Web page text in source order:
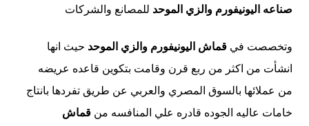
صناعه اليونيفورم والزي الموحد للمصانع والشركات
وتخصصت في قماش اليونيفورم والزي الموحد حيث انها
انشأت من اكثر من ربع قرن وقامت بتكوين قاعده عريضه
من عملائها بالسوق المصري والعربي عن طريق تفردها بانتاج
خامات عاليه الجوده قادره علي المنافسه من قماش